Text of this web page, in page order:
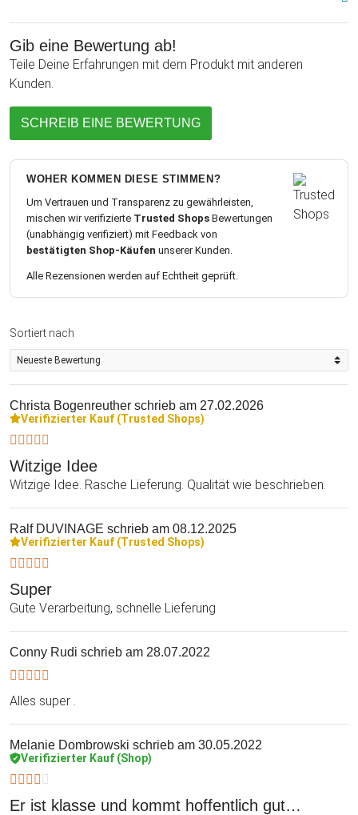
Gib eine Bewertung ab!
Teile Deine Erfahrungen mit dem Produkt mit anderen
Kunden.
SCHREIB EINE BEWERTUNG
WOHER KOMMEN DIESE STIMMEN?
Um Vertrauen und Transparenz zu gewährleisten,
mischen wir verifizierte Trusted Shops Bewertungen
(unabhängig verifiziert) mit Feedback von
bestätigten Shop-Käufen unserer Kunden.
Alle Rezensionen werden auf Echtheit geprüft.
Sortiert nach
Christa Bogenreuther schrieb am 27.02.2026
Verifizierter Kauf (Trusted Shops)
Witzige Idee
Witzige Idee. Rasche Lieferung. Qualität wie beschrieben.
Ralf DUVINAGE schrieb am 08.12.2025
Verifizierter Kauf (Trusted Shops)
Super
Gute Verarbeitung, schnelle Lieferung
Conny Rudi schrieb am 28.07.2022
Alles super .
Melanie Dombrowski schrieb am 30.05.2022
Verifizierter Kauf (Shop)
Er ist klasse und kommt hoffentlich gut…